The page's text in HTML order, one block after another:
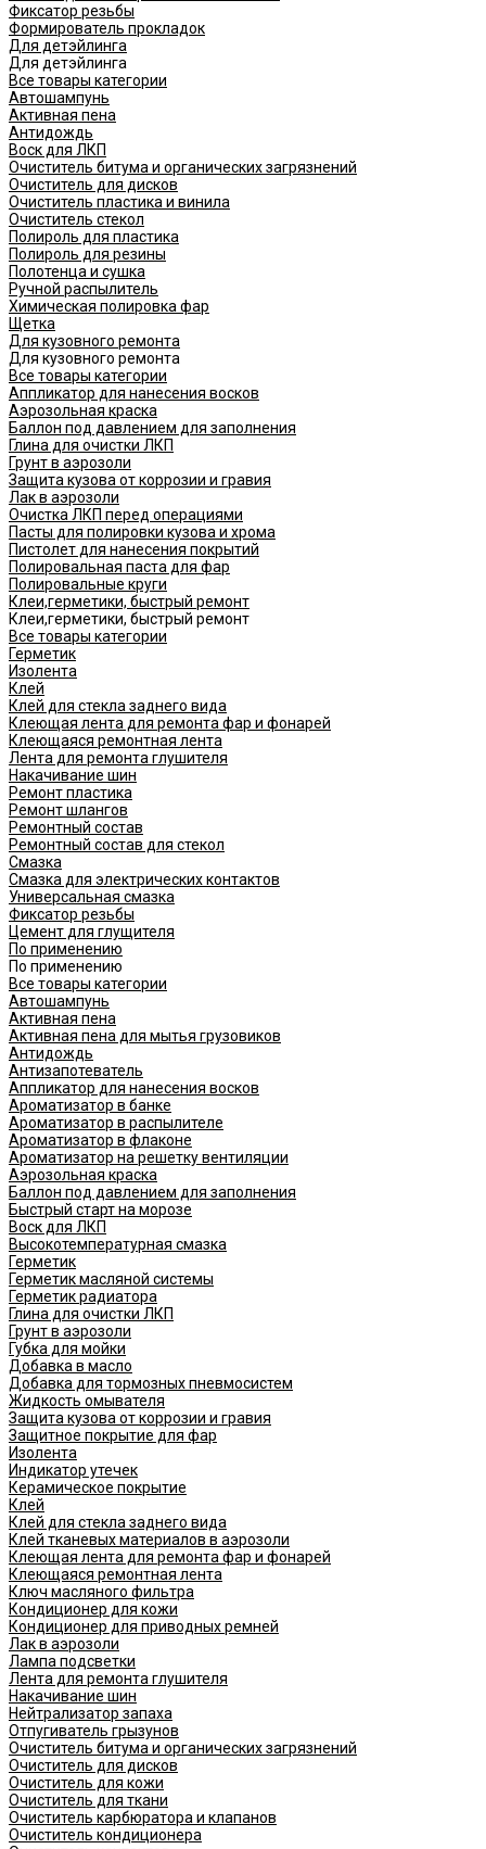
Фиксатор резьбы
Формирователь прокладок
Для детэйлинга
Для детэйлинга
Все товары категории
Автошампунь
Активная пена
Антидождь
Воск для ЛКП
Очиститель битума и органических загрязнений
Очиститель для дисков
Очиститель пластика и винила
Очиститель стекол
Полироль для пластика
Полироль для резины
Полотенца и сушка
Ручной распылитель
Химическая полировка фар
Щетка
Для кузовного ремонта
Для кузовного ремонта
Все товары категории
Аппликатор для нанесения восков
Аэрозольная краска
Баллон под давлением для заполнения
Глина для очистки ЛКП
Грунт в аэрозоли
Защита кузова от коррозии и гравия
Лак в аэрозоли
Очистка ЛКП перед операциями
Пасты для полировки кузова и хрома
Пистолет для нанесения покрытий
Полировальная паста для фар
Полировальные круги
Клеи,герметики, быстрый ремонт
Клеи,герметики, быстрый ремонт
Все товары категории
Герметик
Изолента
Клей
Клей для стекла заднего вида
Клеющая лента для ремонта фар и фонарей
Клеющаяся ремонтная лента
Лента для ремонта глушителя
Накачивание шин
Ремонт пластика
Ремонт шлангов
Ремонтный состав
Ремонтный состав для стекол
Смазка
Смазка для электрических контактов
Универсальная смазка
Фиксатор резьбы
Цемент для глущителя
По применению
По применению
Все товары категории
Автошампунь
Активная пена
Активная пена для мытья грузовиков
Антидождь
Антизапотеватель
Аппликатор для нанесения восков
Ароматизатор в банке
Ароматизатор в распылителе
Ароматизатор в флаконе
Ароматизатор на решетку вентиляции
Аэрозольная краска
Баллон под давлением для заполнения
Быстрый старт на морозе
Воск для ЛКП
Высокотемпературная смазка
Герметик
Герметик масляной системы
Герметик радиатора
Глина для очистки ЛКП
Грунт в аэрозоли
Губка для мойки
Добавка в масло
Добавка для тормозных пневмосистем
Жидкость омывателя
Защита кузова от коррозии и гравия
Защитное покрытие для фар
Изолента
Индикатор утечек
Керамическое покрытие
Клей
Клей для стекла заднего вида
Клей тканевых материалов в аэрозоли
Клеющая лента для ремонта фар и фонарей
Клеющаяся ремонтная лента
Ключ масляного фильтра
Кондиционер для кожи
Кондиционер для приводных ремней
Лак в аэрозоли
Лампа подсветки
Лента для ремонта глушителя
Накачивание шин
Нейтрализатор запаха
Отпугиватель грызунов
Очиститель битума и органических загрязнений
Очиститель для дисков
Очиститель для кожи
Очиститель для ткани
Очиститель карбюратора и клапанов
Очиститель кондиционера